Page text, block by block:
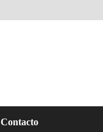
Contacto